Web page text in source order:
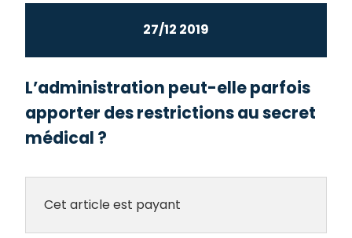
27/12 2019
L’administration peut-elle parfois
apporter des restrictions au secret
médical ?
Cet article est payant